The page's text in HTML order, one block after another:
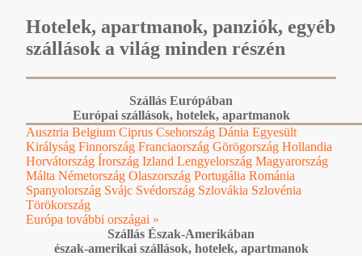
Hotelek, apartmanok, panziók, egyéb
szállások a világ minden részén
Szállás Európában
Európai szállások, hotelek, apartmanok
Ausztria Belgium Ciprus Csehország Dánia Egyesült
Királyság Finnország Franciaország Görögország Hollandia
Horvátország Írország Izland Lengyelország Magyarország
Málta Németország Olaszország Portugália Románia
Spanyolország Svájc Svédország Szlovákia Szlovénia
Törökország
Európa további országai »
Szállás Észak-Amerikában
észak-amerikai szállások, hotelek, apartmanok